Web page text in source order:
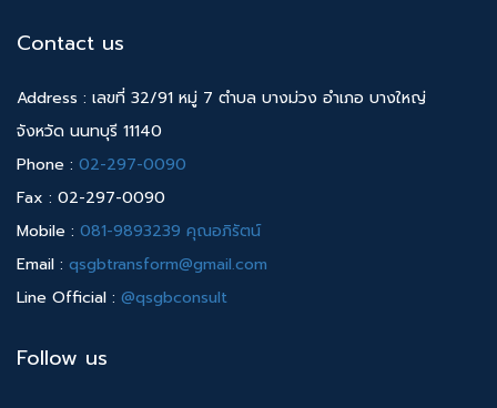
Contact us
Address : เลขที่ 32/91 หมู่ 7 ตำบล บางม่วง อำเภอ บางใหญ่
จังหวัด นนทบุรี 11140
Phone : 02-297-0090
Fax : 02-297-0090
Mobile : 081-9893239 คุณอภิรัตน์
Email : qsgbtransform@gmail.com
Line Official : @qsgbconsult
Follow us